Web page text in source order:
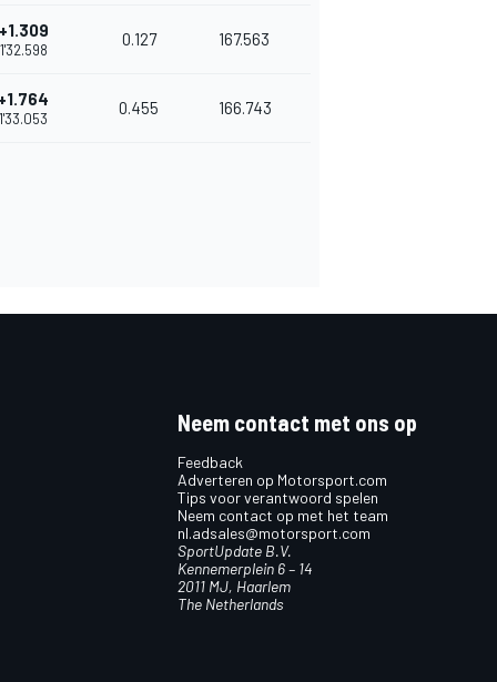
1'32.598
0.127 167.563
1'33.053
0.455 166.743
Neem contact met ons op
Feedback
Adverteren op Motorsport.com
Tips voor verantwoord spelen
Neem contact op met het team
nl.adsales@motorsport.com
SportUpdate B.V.
Kennemerplein 6 – 14
2011 MJ, Haarlem
The Netherlands